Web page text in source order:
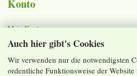
Auch hier gibt's Cookies
Wir verwenden nur die notwendigsten
ordentliche Funktionsweise der
Konto
Mein Konto
Warenkorb
Merkzettel
Lieferzeiten und Versandkosten